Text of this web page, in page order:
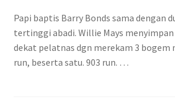
Papi baptis Barry Bonds sama dengan
tertinggi abadi. Willie Mays
dekat pelatnas dgn merekam 3 bogem
run, beserta satu. 903 run. …